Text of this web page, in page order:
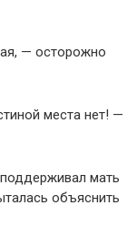
— осторожно
места нет! —
мать
объяснить